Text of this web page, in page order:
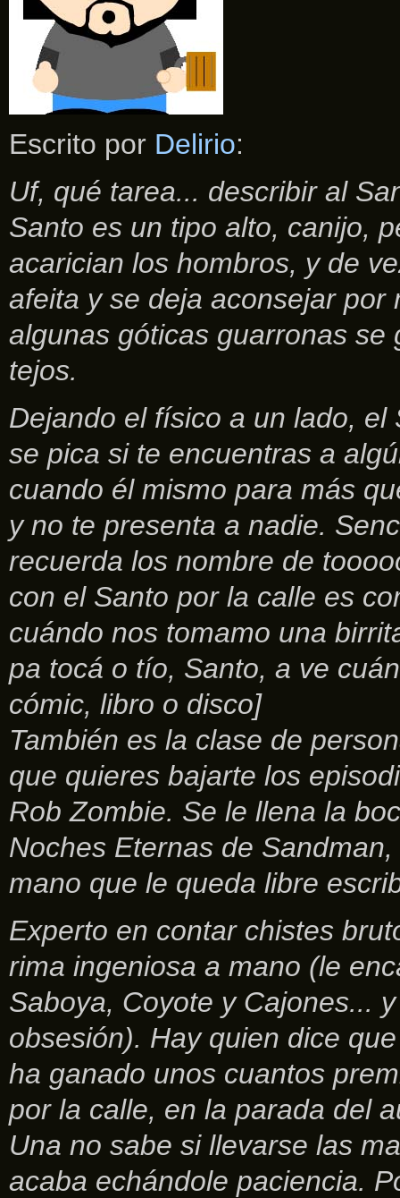
Escrito por Delirio:
Uf, qué tarea... describir al
Santo es un tipo alto, canijo,
acarician los hombros, y de
afeita y se deja aconsejar
algunas góticas guarronas
tejos.
Dejando el físico a un lado,
se pica si te encuentras a
cuando él mismo para más
y no te presenta a nadie.
recuerda los nombre de
con el Santo por la calle es
cuándo nos tomamo una
pa tocá o tío, Santo, a ve
cómic, libro o disco]
También es la clase de
que quieres bajarte los
Rob Zombie. Se le llena la
Noches Eternas de
mano que le queda libre
Experto en contar chistes
rima ingeniosa a mano (le
Saboya, Coyote y Cajones...
obsesión). Hay quien dice
ha ganado unos cuantos
por la calle, en la parada del
Una no sabe si llevarse las
acaba echándole paciencia.